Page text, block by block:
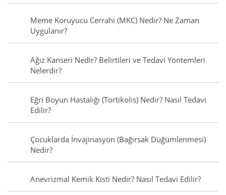
Meme Koruyucu Cerrahi (MKC) Nedir? Ne Zaman
Uygulanır?
Ağız Kanseri Nedir? Belirtileri ve Tedavi Yöntemleri
Nelerdir?
Eğri Boyun Hastalığı (Tortikolis) Nedir? Nasıl Tedavi
Edilir?
Çocuklarda İnvajinasyon (Bağırsak Düğümlenmesi)
Nedir?
Anevrizmal Kemik Kisti Nedir? Nasıl Tedavi Edilir?